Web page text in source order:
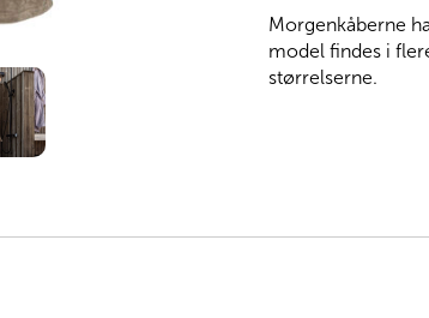
Morgenkåberne
model findes i
størrelserne.